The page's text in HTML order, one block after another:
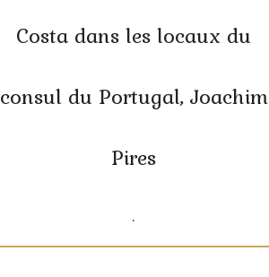
Costa dans les locaux du
consul du Portugal, Joachim
Pires
.